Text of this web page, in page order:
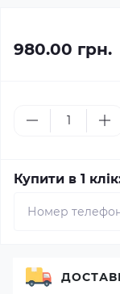
980.00 грн.
Купити в 1